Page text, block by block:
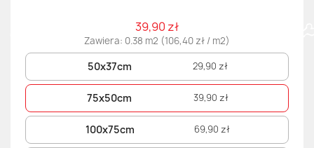
39,90 zł
Zawiera: 0.38 m2 (106,40 zł / m2)
50x37cm 29,90 zł
75x50cm 39,90 zł
100x75cm 69,90 zł